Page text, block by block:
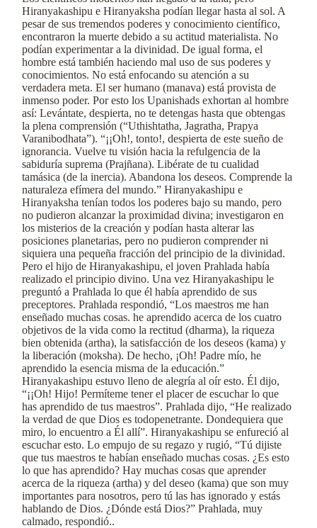
Hiranyakashipu e Hiranyaksha podían llegar hasta al sol. A
pesar de sus tremendos poderes y conocimiento científico,
encontraron la muerte debido a su actitud materialista. No
podían experimentar a la divinidad. De igual forma, el
hombre está también haciendo mal uso de sus poderes y
conocimientos. No está enfocando su atención a su
verdadera meta. El ser humano (manava) está provista de
inmenso poder. Por esto los Upanishads exhortan al hombre
así: Levántate, despierta, no te detengas hasta que obtengas
la plena comprensión (“Uthishtatha, Jagratha, Prapya
Varanibodhata”). “¡¡Oh!, tonto!, despierta de este sueño de
ignorancia. Vuelve tu visión hacia la refulgencia de la
sabiduría suprema (Prajñana). Libérate de tu cualidad
tamásica (de la inercia). Abandona los deseos. Comprende la
naturaleza efímera del mundo.” Hiranyakashipu e
Hiranyaksha tenían todos los poderes bajo su mando, pero
no pudieron alcanzar la proximidad divina; investigaron en
los misterios de la creación y podían hasta alterar las
posiciones planetarias, pero no pudieron comprender ni
siquiera una pequeña fracción del principio de la divinidad.
Pero el hijo de Hiranyakashipu, el joven Prahlada había
realizado el principio divino. Una vez Hiranyakashipu le
preguntó a Prahlada lo que él había aprendido de sus
preceptores. Prahlada respondió, “Los maestros me han
enseñado muchas cosas. he aprendido acerca de los cuatro
objetivos de la vida como la rectitud (dharma), la riqueza
bien obtenida (artha), la satisfacción de los deseos (kama) y
la liberación (moksha). De hecho, ¡Oh! Padre mío, he
aprendido la esencia misma de la educación.”
Hiranyakashipu estuvo lleno de alegría al oír esto. Él dijo,
“¡¡Oh! Hijo! Permíteme tener el placer de escuchar lo que
has aprendido de tus maestros”. Prahlada dijo, “He realizado
la verdad de que Dios es todopenetrante. Dondequiera que
miro, lo encuentro a Él allí”. Hiranyakashipu se enfureció al
escuchar esto. Lo empujo de su regazo y rugió, “Tú dijiste
que tus maestros te habían enseñado muchas cosas. ¿Es esto
lo que has aprendido? Hay muchas cosas que aprender
acerca de la riqueza (artha) y del deseo (kama) que son muy
importantes para nosotros, pero tú las has ignorado y estás
hablando de Dios. ¿Dónde está Dios?” Prahlada, muy
calmado, respondió..